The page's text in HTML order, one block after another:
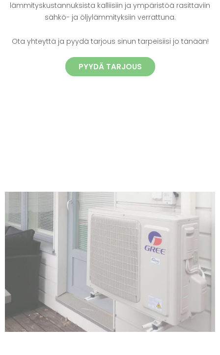
lämmityskustannuksista kalliisiin ja ympäristöä rasittaviin
sähkö- ja öljylämmityksiin verrattuna.
Ota yhteyttä ja pyydä tarjous sinun tarpeisiisi jo tänään!
PYYDÄ TARJOUS